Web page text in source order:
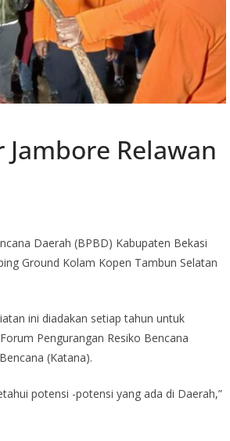
Relawan
Daerah (BPBD) Kabupaten Bekasi
Ground Kolam Kopen Tambun Selatan
ini diadakan setiap tahun untuk
Pengurangan Resiko Bencana
(Katana).
potensi -potensi yang ada di Daerah,”